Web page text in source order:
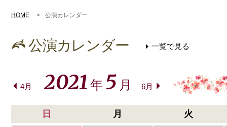
HOME 公演カレンダー
公演カレンダー 一覧で見る
4月 2021 年 5 月 6月
日 月 火